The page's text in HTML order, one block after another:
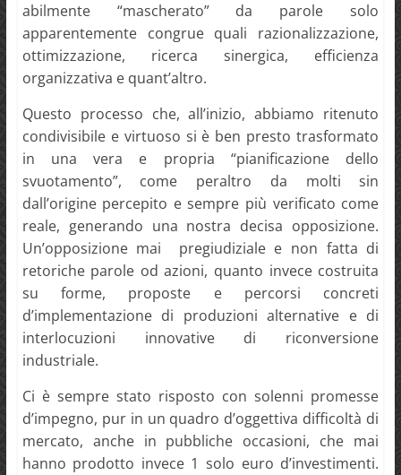
abilmente “mascherato” da parole solo
apparentemente congrue quali razionalizzazione,
ottimizzazione, ricerca sinergica, efficienza
organizzativa e quant’altro.
Questo processo che, all’inizio, abbiamo ritenuto
condivisibile e virtuoso si è ben presto trasformato
in una vera e propria “pianificazione dello
svuotamento”, come peraltro da molti sin
dall’origine percepito e sempre più verificato come
reale, generando una nostra decisa opposizione.
Un’opposizione mai pregiudiziale e non fatta di
retoriche parole od azioni, quanto invece costruita
su forme, proposte e percorsi concreti
d’implementazione di produzioni alternative e di
interlocuzioni innovative di riconversione
industriale.
Ci è sempre stato risposto con solenni promesse
d’impegno, pur in un quadro d’oggettiva difficoltà di
mercato, anche in pubbliche occasioni, che mai
hanno prodotto invece 1 solo euro d’investimenti.